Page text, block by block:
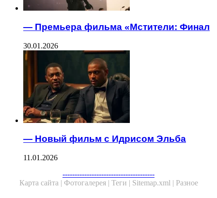
— Премьера фильма «Мстители: Финал
30.01.2026
— Новый фильм с Идрисом Эльба
11.01.2026
--------------------------------------
Карта сайта | Фотогалерея | Теги | Sitemap.xml | Разное